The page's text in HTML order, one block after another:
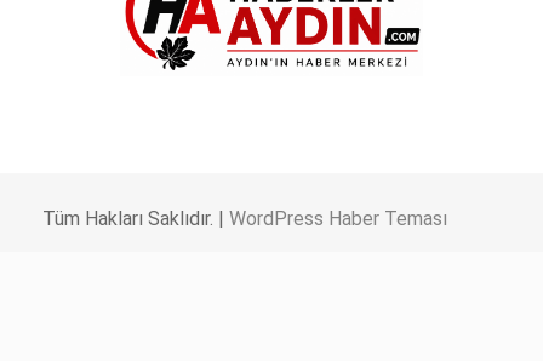
Tüm Hakları Saklıdır. | WordPress Haber Teması